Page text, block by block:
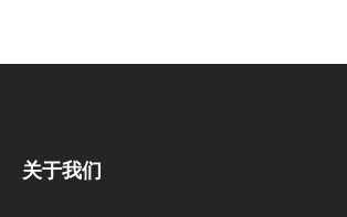
关于我们